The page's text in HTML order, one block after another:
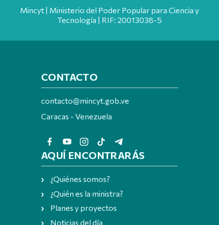
Mincyt | Ministerio del Poder Popular para Ciencia y
Tecnología | RIF: 20013038-5
CONTACTO
contacto@mincyt.gob.ve
Caracas - Venezuela
AQUÍ ENCONTRARÁS
¿Quiénes somos?
¿Quién es la ministra?
Planes y proyectos
Noticias del día